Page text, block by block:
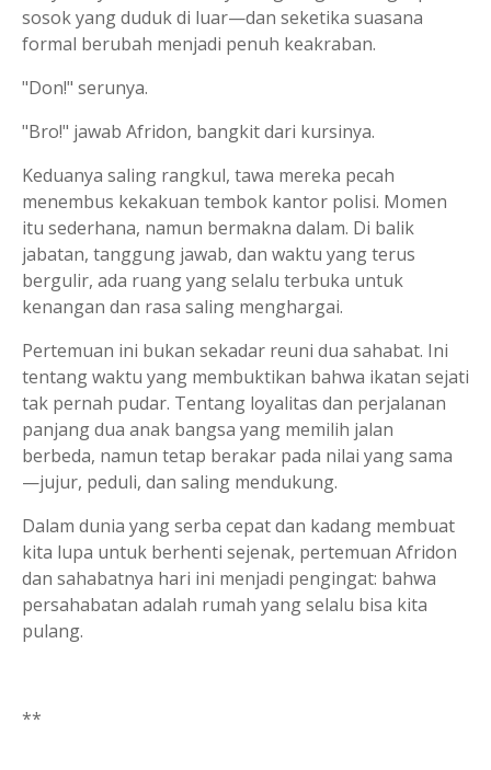
sosok yang duduk di luar—dan seketika suasana
formal berubah menjadi penuh keakraban.
"Don!" serunya.
"Bro!" jawab Afridon, bangkit dari kursinya.
Keduanya saling rangkul, tawa mereka pecah
menembus kekakuan tembok kantor polisi. Momen
itu sederhana, namun bermakna dalam. Di balik
jabatan, tanggung jawab, dan waktu yang terus
bergulir, ada ruang yang selalu terbuka untuk
kenangan dan rasa saling menghargai.
Pertemuan ini bukan sekadar reuni dua sahabat. Ini
tentang waktu yang membuktikan bahwa ikatan sejati
tak pernah pudar. Tentang loyalitas dan perjalanan
panjang dua anak bangsa yang memilih jalan
berbeda, namun tetap berakar pada nilai yang sama
—jujur, peduli, dan saling mendukung.
Dalam dunia yang serba cepat dan kadang membuat
kita lupa untuk berhenti sejenak, pertemuan Afridon
dan sahabatnya hari ini menjadi pengingat: bahwa
persahabatan adalah rumah yang selalu bisa kita
pulang.
**